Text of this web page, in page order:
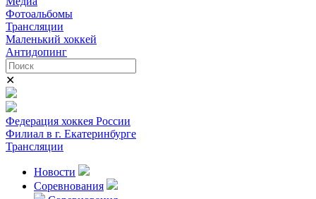
Фотоальбомы
Трансляции
Маленький хоккей
Антидопинг
✕
Федерация хоккея России
Филиал в г. Екатеринбурге
Трансляции
Новости
Соревнования